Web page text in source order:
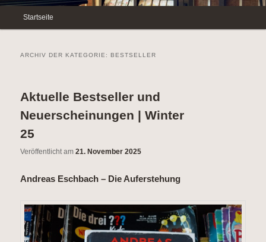
Hauptmenü
Zum
Zum
Startseite
ARCHIV DER KATEGORIE:BESTSELLER
Aktuelle Bestseller und
Neuerscheinungen | Winter
25
Veröffentlicht am21. November 2025
Andreas Eschbach – Die Auferstehung